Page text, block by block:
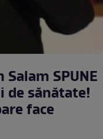
Salam SPUNE
de sănătate!
face